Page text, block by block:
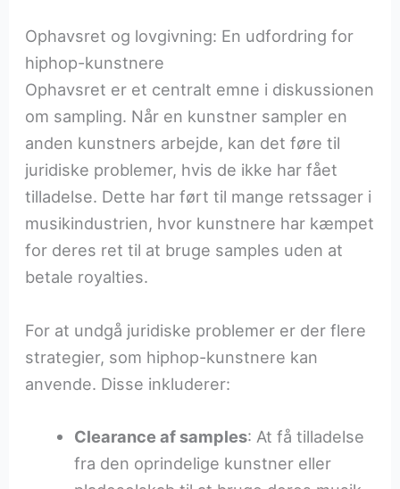
Ophavsret og lovgivning: En udfordring for
hiphop-kunstnere
Ophavsret er et centralt emne i diskussionen
om sampling. Når en kunstner sampler en
anden kunstners arbejde, kan det føre til
juridiske problemer, hvis de ikke har fået
tilladelse. Dette har ført til mange retssager i
musikindustrien, hvor kunstnere har kæmpet
for deres ret til at bruge samples uden at
betale royalties.
For at undgå juridiske problemer er der flere
strategier, som hiphop-kunstnere kan
anvende. Disse inkluderer:
Clearance af samples: At få tilladelse
fra den oprindelige kunstner eller